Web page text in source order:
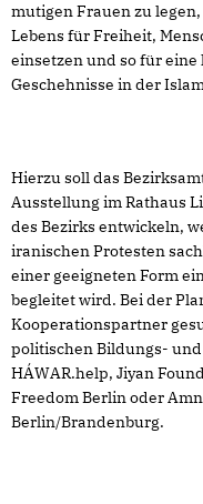
mutigen Frauen zu
Lebens für Freiheit,
einsetzen und so für
Geschehnisse in der
Hierzu soll das
Ausstellung im Rathaus
des Bezirks entwickeln,
iranischen Protesten
einer geeigneten Form
begleitet wird. Bei der
Kooperationspartner
politischen Bildungs-
HÁWAR.help, Jiyan
Freedom Berlin oder
Berlin/Brandenburg.